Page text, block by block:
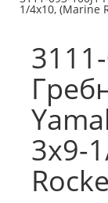
1/4x10, (Marine
3x9-